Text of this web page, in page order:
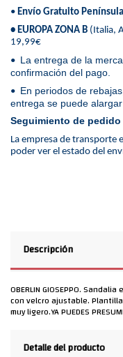
• Envío Gratuito
• EUROPA ZONA B (Italia,
19,99€
• La entrega de la
confirmación del pago.
• En periodos de
entrega se puede
Seguimiento de pedido
La empresa de transporte
poder ver el estado del
Descripción
OBERLIN GIOSEPPO.
con velcro ajustable.
muy ligero.YA PUEDES
Detalle del producto